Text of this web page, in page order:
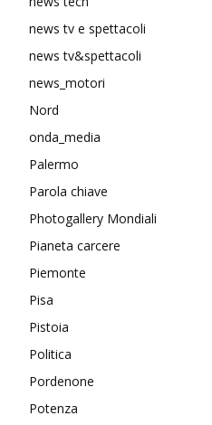
news tv e spettacoli
news tv&spettacoli
news_motori
Nord
onda_media
Palermo
Parola chiave
Photogallery Mondiali
Pianeta carcere
Piemonte
Pisa
Pistoia
Politica
Pordenone
Potenza